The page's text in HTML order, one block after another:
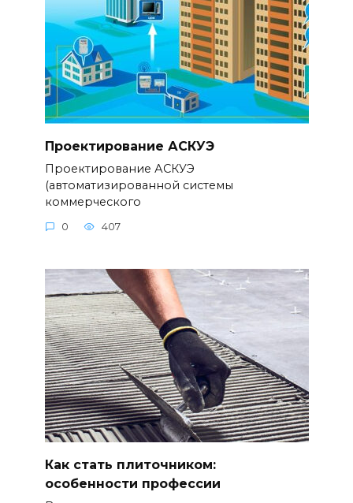
Проектирование АСКУЭ
Проектирование АСКУЭ
(автоматизированной системы
коммерческого
0 407
Как стать плиточником:
особенности профессии